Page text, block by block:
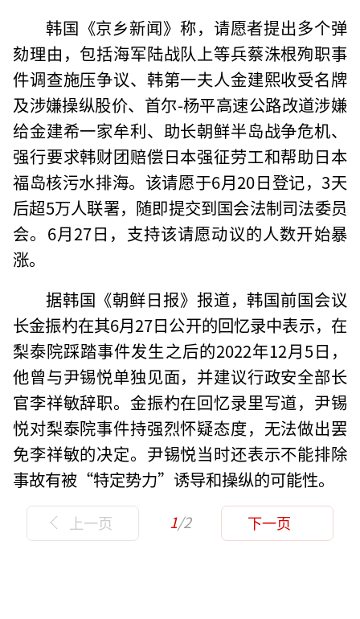
韩国《京乡新闻》称，请愿者提出多个弹
劾理由，包括海军陆战队上等兵蔡洙根殉职事
件调查施压争议、韩第一夫人金建熙收受名牌
及涉嫌操纵股价、首尔-杨平高速公路改道涉嫌
给金建希一家牟利、助长朝鲜半岛战争危机、
强行要求韩财团赔偿日本强征劳工和帮助日本
福岛核污水排海。该请愿于6月20日登记，3天
后超5万人联署，随即提交到国会法制司法委员
会。6月27日，支持该请愿动议的人数开始暴
涨。
据韩国《朝鲜日报》报道，韩国前国会议
长金振杓在其6月27日公开的回忆录中表示，在
梨泰院踩踏事件发生之后的2022年12月5日，
他曾与尹锡悦单独见面，并建议行政安全部长
官李祥敏辞职。金振杓在回忆录里写道，尹锡
悦对梨泰院事件持强烈怀疑态度，无法做出罢
免李祥敏的决定。尹锡悦当时还表示不能排除
事故有被“特定势力”诱导和操纵的可能性。
上一页 1/2 下一页